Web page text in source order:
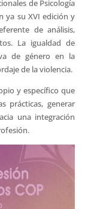
de Psicología
ya su XVI edición y
de análisis,
La igualdad de
de género en la
de la violencia.
y específico que
prácticas, generar
una integración